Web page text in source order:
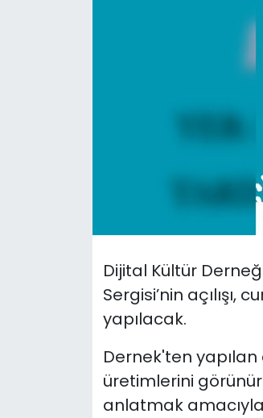
Dijital Kültür
Sergisi’nin açılışı,
yapılacak.
Dernek'ten
üretimlerini görünür
anlatmak
Politika
Teknoloji